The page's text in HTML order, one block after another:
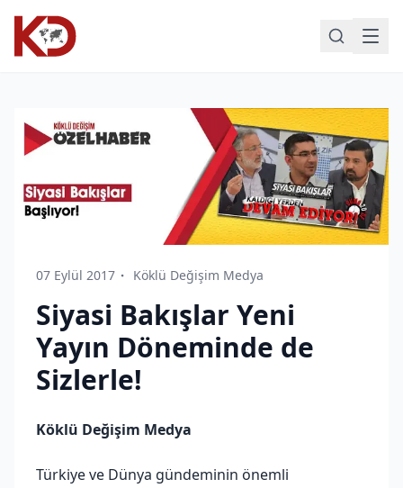
07 Eylül 2017 Köklü Değişim Medya
Siyasi Bakışlar Yeni
Yayın Döneminde de
Sizlerle!
Köklü Değişim Medya
Türkiye ve Dünya gündeminin önemli